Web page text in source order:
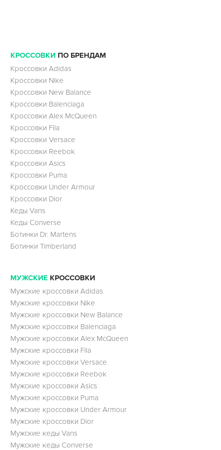
КРОССОВКИ ПО БРЕНДАМ
Кроссовки Adidas
Кроссовки Nike
Кроссовки New Balance
Кроссовки Balenciaga
Кроссовки Alex McQueen
Кроссовки Fila
Кроссовки Versace
Кроссовки Reebok
Кроссовки Asics
Кроссовки Puma
Кроссовки Under Armour
Кроссовки Dior
Кеды Vans
Кеды Converse
Ботинки Dr. Martens
Ботинки Timberland
МУЖСКИЕ КРОССОВКИ
Мужские кроссовки Adidas
Мужские кроссовки Nike
Мужские кроссовки New Balance
Мужские кроссовки Balenciaga
Мужские кроссовки Alex McQueen
Мужские кроссовки Fila
Мужские кроссовки Versace
Мужские кроссовки Reebok
Мужские кроссовки Asics
Мужские кроссовки Puma
Мужские кроссовки Under Armour
Мужские кроссовки Dior
Мужские кеды Vans
Мужские кеды Converse